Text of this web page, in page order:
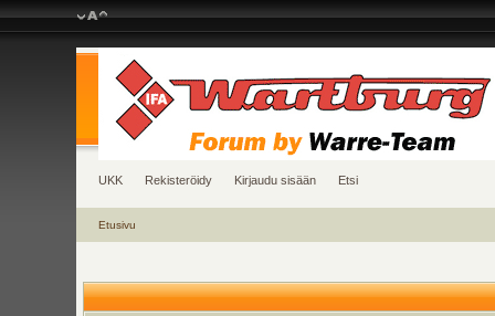
UKK Rekisteröidy Kirjaudu sisään Etsi
Etusivu